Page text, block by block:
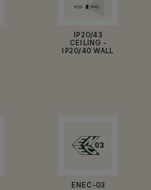
IP20/43
CEILING -
IP20/40 WALL
ENEC-03